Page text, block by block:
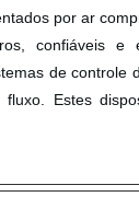
por ar
confiáveis e
de controle
Estes
torna ideais